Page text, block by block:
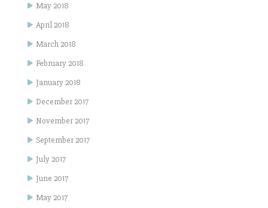
May 2018
April 2018
March 2018
February 2018
January 2018
December 2017
November 2017
September 2017
July 2017
June 2017
May 2017